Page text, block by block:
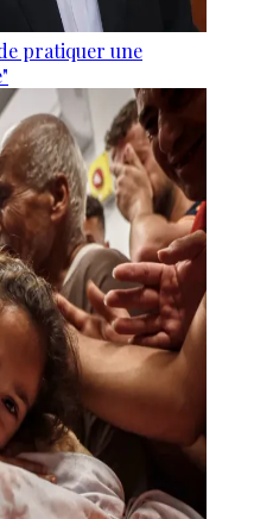
pratiquer une